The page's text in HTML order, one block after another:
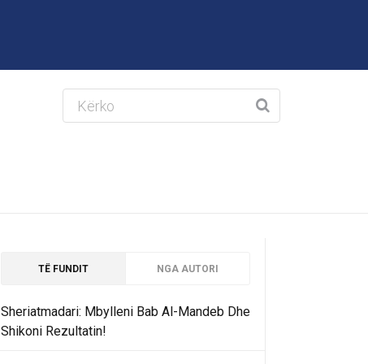
TË FUNDIT NGA AUTORI
Sheriatmadari: Mbylleni Bab Al-Mandeb Dhe
Shikoni Rezultatin!